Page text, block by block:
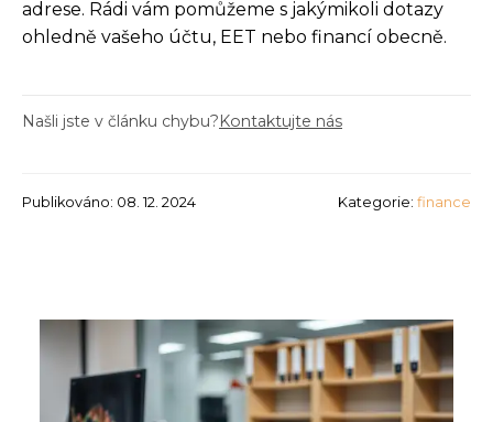
adrese. Rádi vám pomůžeme s jakýmikoli dotazy
ohledně vašeho účtu, EET nebo financí obecně.
Našli jste v článku chybu?Kontaktujte nás
Publikováno: 08. 12. 2024 Kategorie: finance